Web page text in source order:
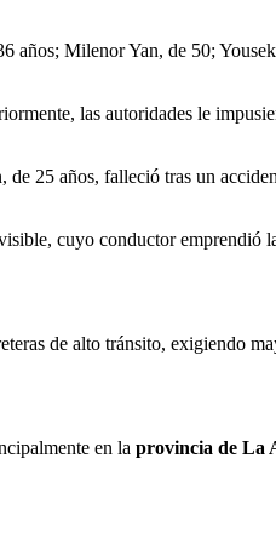
años; Milenor Yan, de 50;
las autoridades le
25 años, falleció tras un
cuyo conductor emprendió
de alto tránsito, exigiendo
en la provincia de La